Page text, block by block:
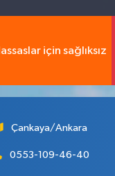
için sağlıksız
Çankaya/Ankara
0553-109-46-40